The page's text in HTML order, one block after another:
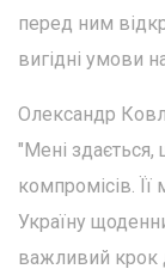
перед ним
вигідні умови
Олександр
"Мені здається,
компромісів.
Україну
важливий крок